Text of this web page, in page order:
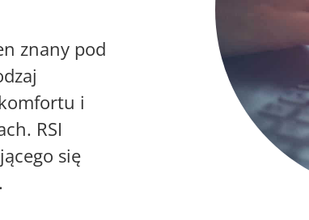
znany pod
i
RSI
się